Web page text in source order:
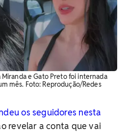
Miranda e Gato Preto foi internada
mês. Foto: Reprodução/Redes
os seguidores nesta
revelar a conta que vai